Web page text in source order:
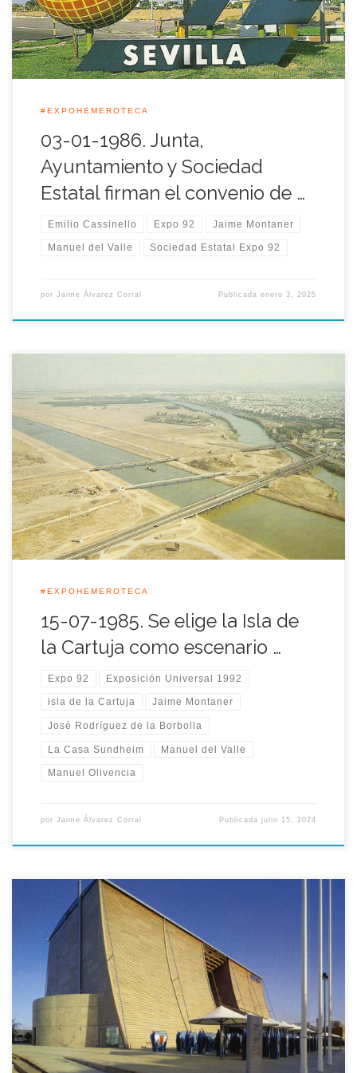
se delimitaron las funciones de cada […]
#EXPOHEMEROTECA
03-01-1986. Junta,
Ayuntamiento y Sociedad
Estatal firman el convenio de …
Emilio Cassinello Expo 92 Jaime Montaner
Manuel del Valle Sociedad Estatal Expo 92
por Jaime Álvarez Corral Publicadaenero 3, 2025
El presidente de la Comunidad Autónoma de Andalucía, el
Alcalde de Sevilla y el Comisario General de la Exposición
Universal de 1992 ratificaron aquella jornada la elección de la
Isla de la Cartuja como ubicación de la gran Muestra
Universal.
#EXPOHEMEROTECA
15-07-1985. Se elige la Isla de
la Cartuja como escenario …
Expo 92 Exposición Universal 1992
isla de la Cartuja Jaime Montaner
José Rodríguez de la Borbolla
La Casa Sundheim Manuel del Valle
Manuel Olivencia
por Jaime Álvarez Corral Publicadajulio 15, 2024
Con casi un mes de exposición iniciada aquel 14 de Mayo de
1992 el Consejero de Economía de la Junta de Andalucía,
Jaime Montaner, que fue a su vez miembro de los consejos de
administración de la Sociedad Estatal y Cartuja-93, pidió
aquella jornada públicamente que se indultaran o se […]